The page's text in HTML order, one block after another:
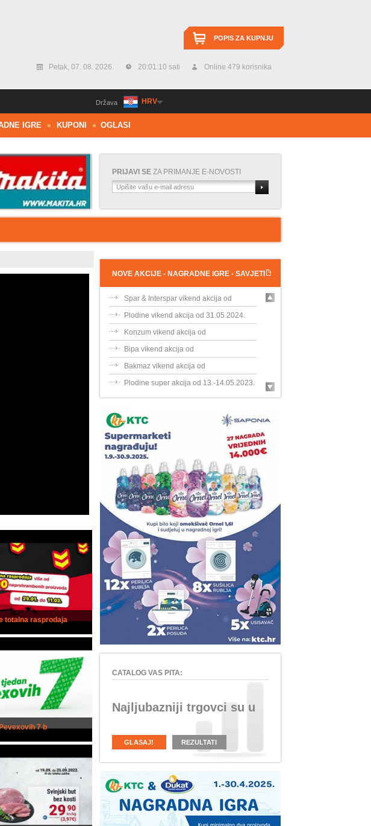
POPIS ZA KUPNJU
Petak, 07. 08. 2026. 20:01:12 sati Online 479 korisnika
HRV
Država
IGRE KUPONI OGLASI
PRIJAVI SEZA PRIMANJE E-NOVOSTI
totalna rasprodaja
7 b
NOVE AKCIJE - NAGRADNE IGRE - SAVJETI
Spar & Interspar vikend akcija od
31.05....
Plodine vikend akcija od 31.05.2024.
Konzum vikend akcija od
31.05.-02.06.202...
Bipa vikend akcija od
30.05.-02.06.2024.
Bakmaz vikend akcija od
30.05.-02.06.202...
Plodine super akcija od 13.-14.05.2023.
CATALOG VAS PITA:
Najljubazniji trgovci su u
GLASAJ! REZULTATI